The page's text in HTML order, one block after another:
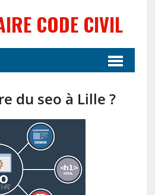
CODE CIVIL
du seo à Lille ?